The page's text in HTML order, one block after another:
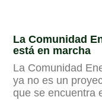
La Comunidad
está en marcha
La Comunidad
ya no es un
que se encuentra